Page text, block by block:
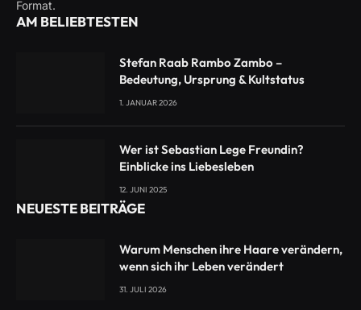
Format.
AM BELIEBTESTEN
Stefan Raab Rambo Zambo –
Bedeutung, Ursprung & Kultstatus
1. JANUAR 2026
Wer ist Sebastian Lege Freundin?
Einblicke ins Liebesleben
12. JUNI 2025
NEUESTE BEITRÄGE
Warum Menschen ihre Haare verändern,
wenn sich ihr Leben verändert
31. JULI 2026